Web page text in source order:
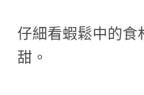
仔細看蝦鬆中的食
甜。